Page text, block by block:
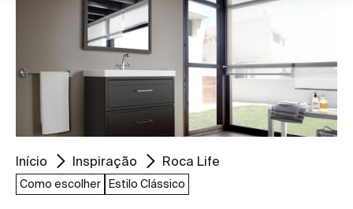
Início Inspiração Roca Life
Como escolher Estilo Clássico